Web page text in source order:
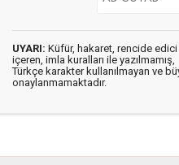
UYARI: Küfür, hakaret, rencide edici
içeren, imla kuralları ile yazılmamış,
Türkçe karakter kullanılmayan ve
onaylanmamaktadır.